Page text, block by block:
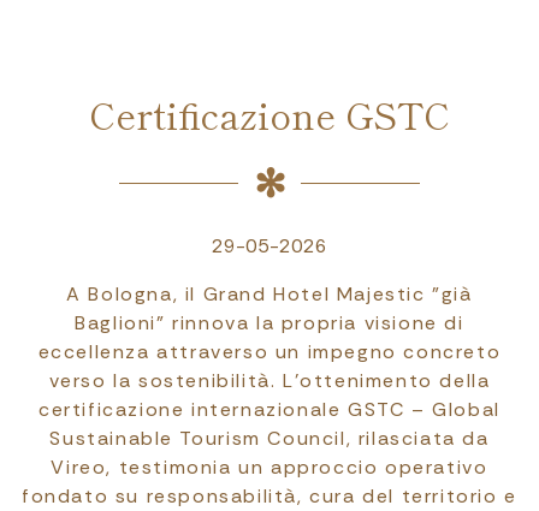
Certificazione GSTC
29-05-2026
A Bologna, il Grand Hotel Majestic "già
Baglioni" rinnova la propria visione di
eccellenza attraverso un impegno concreto
verso la sostenibilità. L'ottenimento della
certificazione internazionale GSTC – Global
Sustainable Tourism Council, rilasciata da
Vireo, testimonia un approccio operativo
fondato su responsabilità, cura del territorio e